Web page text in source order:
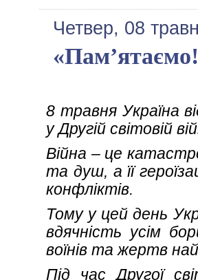
Четвер, 08
8 травня Україна
у Другій світовій
Війна – це
та душ, а її
конфліктів.
Тому у цей день
вдячність усім
воїнів та жертв
Під час Другої